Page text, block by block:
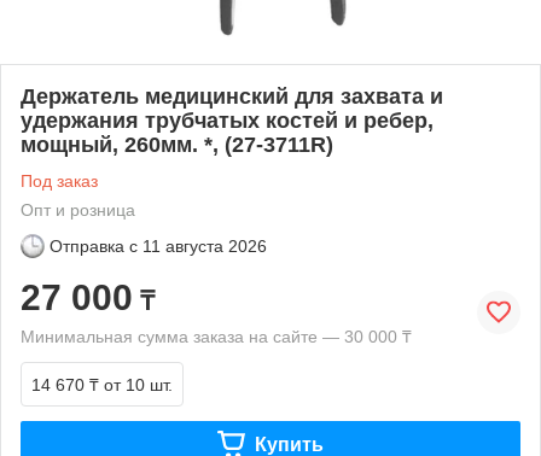
Держатель медицинский для захвата и
удержания трубчатых костей и ребер,
мощный, 260мм. *, (27-3711R)
Под заказ
Опт и розница
Отправка с 11 августа 2026
27 000 ₸
Минимальная сумма заказа на сайте — 30 000 ₸
14 670 ₸ от 10 шт.
Купить